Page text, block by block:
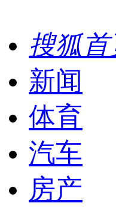
搜狐首
新闻
体育
汽车
房产